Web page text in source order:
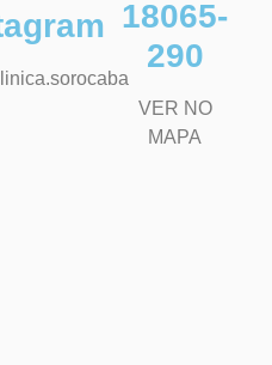
18065-
290
VER NO
MAPA